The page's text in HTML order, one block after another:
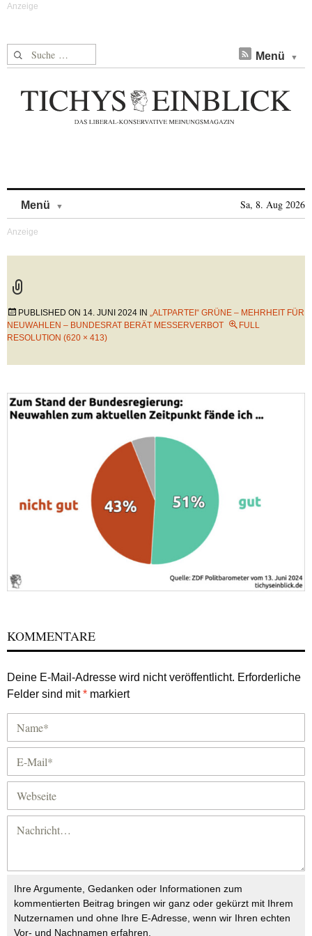
Suche nach: Menü
Menü Sa, 8. Aug 2026
PUBLISHED ON 14. JUNI 2024 IN „ALTPARTEI“ GRÜNE – MEHRHEIT FÜR
NEUWAHLEN – BUNDESRAT BERÄT MESSERVERBOT
FULL
RESOLUTION (620 × 413)
KOMMENTARE
Deine E-Mail-Adresse wird nicht veröffentlicht. Erforderliche
Felder sind mit* markiert
Ihre Argumente, Gedanken oder Informationen zum
kommentierten Beitrag bringen wir ganz oder gekürzt mit Ihrem
Nutzernamen und ohne Ihre E-Adresse, wenn wir Ihren echten
Vor- und Nachnamen erfahren.